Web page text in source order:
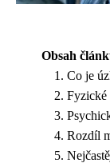
Obsah
Co je
Fyzické
Rozdíl